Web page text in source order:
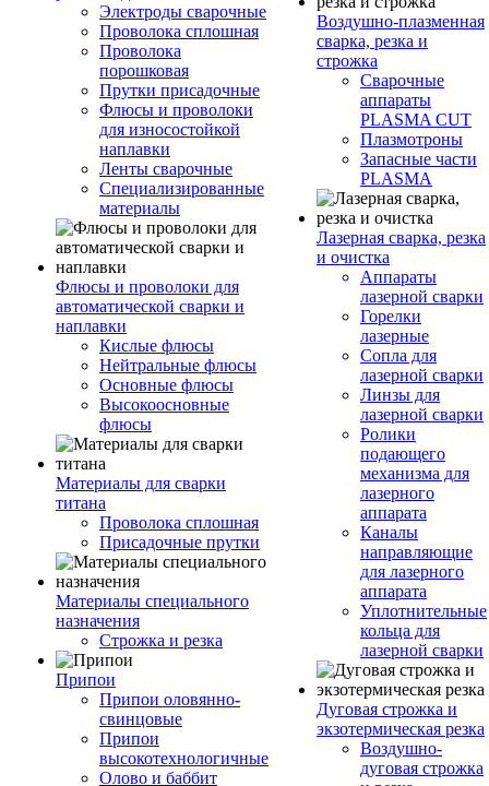
Электроды сварочные
Проволока сплошная
Проволока
порошковая
Прутки присадочные
Флюсы и проволоки
для износостойкой
наплавки
Ленты сварочные
Специализированные
материалы
Флюсы и проволоки для
автоматической сварки и
наплавки
Кислые флюсы
Нейтральные флюсы
Основные флюсы
Высокоосновные
флюсы
Материалы для сварки
титана
Проволока сплошная
Присадочные прутки
Материалы специального
назначения
Строжка и резка
Припои
Припои оловянно-
свинцовые
Припои
высокотехнологичные
Олово и баббит
Воздушно-плазменная
сварка, резка и
строжка
Сварочные
аппараты
PLASMA CUT
Плазмотроны
Запасные части
PLASMA
Лазерная сварка, резка
и очистка
Аппараты
лазерной сварки
Горелки
лазерные
Сопла для
лазерной сварки
Линзы для
лазерной сварки
Ролики
подающего
механизма для
лазерного
аппарата
Каналы
направляющие
для лазерного
аппарата
Уплотнительные
кольца для
лазерной сварки
Дуговая строжка и
экзотермическая резка
Воздушно-
дуговая строжка